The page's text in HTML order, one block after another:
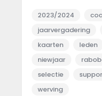
2023/2024
jaarvergadering
kaarten
leden
niewjaar
selectie
werving